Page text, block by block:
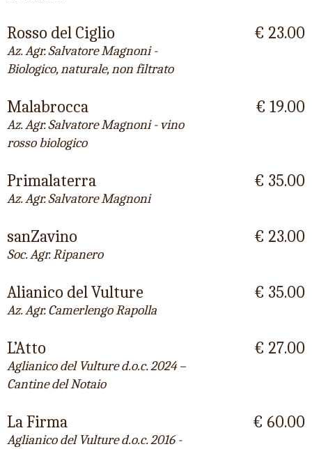
Rosso del Ciglio
Az. Agr. Salvatore Magnoni -
Biologico, naturale, non filtrato
€ 23.00
Malabrocca
Az. Agr. Salvatore Magnoni - vino
rosso biologico
€ 19.00
Primalaterra
Az. Agr. Salvatore Magnoni
€ 35.00
sanZavino
Soc. Agr. Ripanero
€ 23.00
Alianico del Vulture
Az. Agr. Camerlengo Rapolla
€ 35.00
L’Atto
Aglianico del Vulture d.o.c. 2024 –
Cantine del Notaio
€ 27.00
La Firma
Aglianico del Vulture d.o.c. 2016 -
€ 60.00